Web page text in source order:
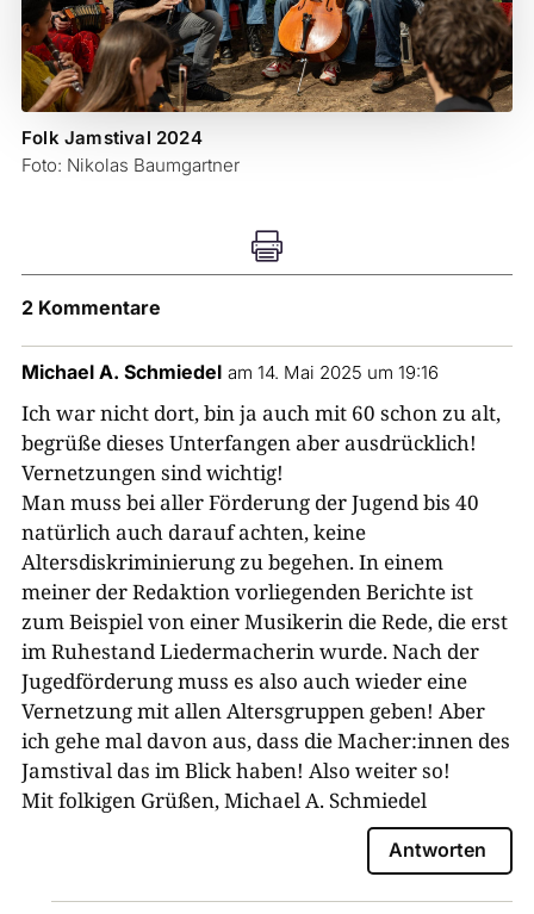
Folk Jamstival 2024
Foto: Nikolas Baumgartner

2 Kommentare
Michael A. Schmiedel am 14. Mai 2025 um 19:16
Ich war nicht dort, bin ja auch mit 60 schon zu alt,
begrüße dieses Unterfangen aber ausdrücklich!
Vernetzungen sind wichtig!
Man muss bei aller Förderung der Jugend bis 40
natürlich auch darauf achten, keine
Altersdiskriminierung zu begehen. In einem
meiner der Redaktion vorliegenden Berichte ist
zum Beispiel von einer Musikerin die Rede, die erst
im Ruhestand Liedermacherin wurde. Nach der
Jugedförderung muss es also auch wieder eine
Vernetzung mit allen Altersgruppen geben! Aber
ich gehe mal davon aus, dass die Macher:innen des
Jamstival das im Blick haben! Also weiter so!
Mit folkigen Grüßen, Michael A. Schmiedel
Antworten